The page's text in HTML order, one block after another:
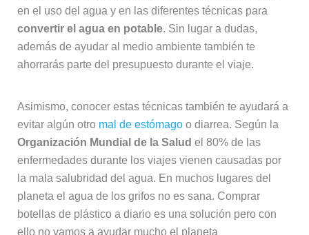
en el uso del agua y en las diferentes técnicas para
convertir el agua en potable. Sin lugar a dudas,
además de ayudar al medio ambiente también te
ahorrarás parte del presupuesto durante el viaje.
Asimismo, conocer estas técnicas también te ayudará a
evitar algún otro mal de estómagoo diarrea. Según la
Organización Mundial de la Salud el 80% de las
enfermedades durante los viajes vienen causadas por
la mala salubridad del agua. En muchos lugares del
planeta el agua de los grifos no es sana. Comprar
botellas de plástico a diario es una solución pero con
ello no vamos a ayudar mucho el planeta